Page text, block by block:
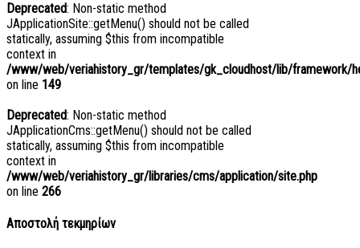
Deprecated: Non-static method
JApplicationSite::getMenu() should not be called
statically, assuming $this from incompatible
context in
/www/web/veriahistory_gr/templates/gk_cloudhost/lib/framework/
on line 149
Deprecated: Non-static method
JApplicationCms::getMenu() should not be called
statically, assuming $this from incompatible
context in
/www/web/veriahistory_gr/libraries/cms/application/site.php
on line 266
Αποστολή τεκμηρίων